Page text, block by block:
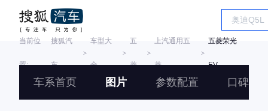
当前位
置:
搜狐汽
车
＞
车型大
全
＞
五
菱
＞
上汽通用五
菱
＞
五菱荣光
EV
车系首页 图片 参数配置 口碑